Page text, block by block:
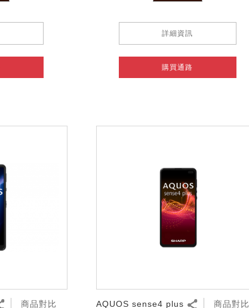
詳細資訊
購買通路
商品對比 AQUOS sense4 plus 商品對比